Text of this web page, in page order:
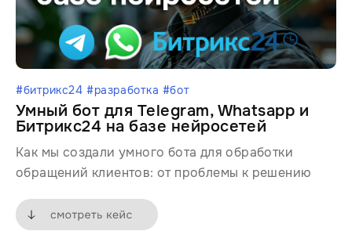
#битрикс24 #разработка #бот
Умный бот для Telegram, Whatsapp и
Битрикс24 на базе нейросетей
Как мы создали умного бота для обработки
обращений клиентов: от проблемы к решению